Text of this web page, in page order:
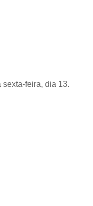
feira, dia 13.